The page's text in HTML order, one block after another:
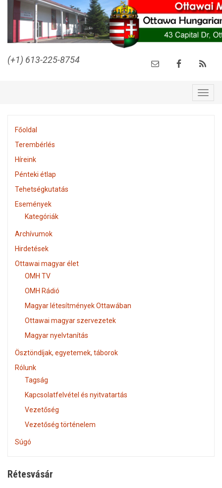
(+1) 613-225-8754
Főoldal
Terembérlés
Híreink
Pénteki étlap
Tehetségkutatás
Események
Kategóriák
Archívumok
Hirdetések
Ottawai magyar élet
OMH TV
OMH Rádió
Magyar létesítmények Ottawában
Ottawai magyar szervezetek
Magyar nyelvtanítás
Ösztöndíjak, egyetemek, táborok
Rólunk
Tagság
Kapcsolatfelvétel és nyitvatartás
Vezetőség
Vezetőség történelem
Súgó
Rétesvásár